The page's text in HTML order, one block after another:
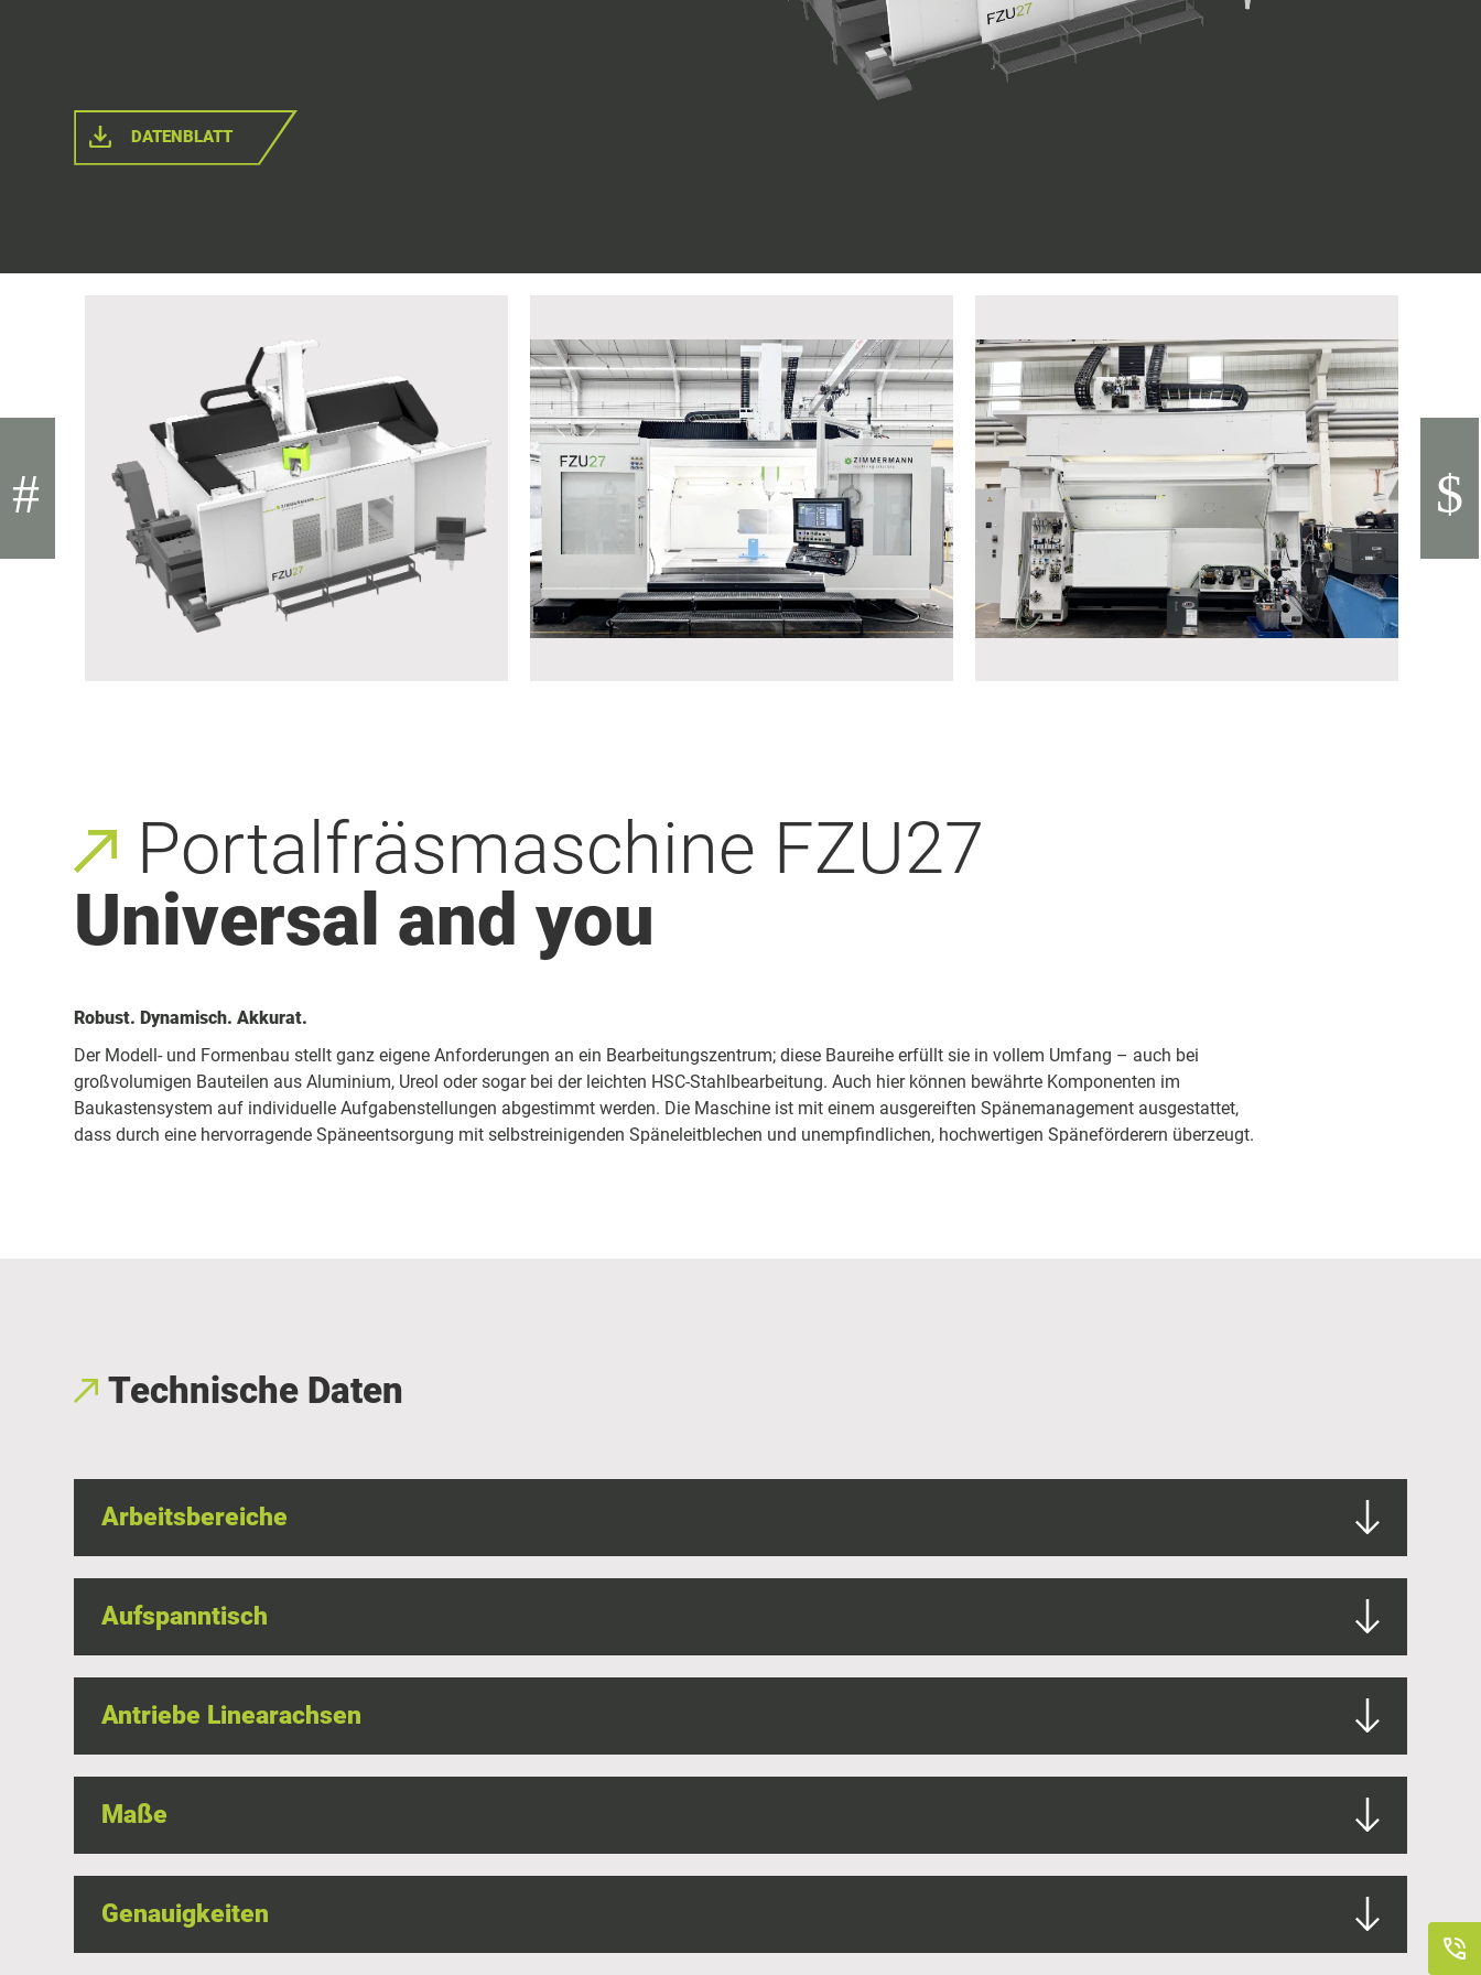
DATENBLATT
Portalfräsmaschine FZU27
Universal and you
Robust. Dynamisch. Akkurat.
Der Modell- und Formenbau stellt ganz eigene Anforderungen an ein Bearbeitungszentrum; diese Baureihe erfüllt sie in vollem Umfang – auch bei
großvolumigen Bauteilen aus Aluminium, Ureol oder sogar bei der leichten HSC-Stahlbearbeitung. Auch hier können bewährte Komponenten im
Baukastensystem auf individuelle Aufgabenstellungen abgestimmt werden. Die Maschine ist mit einem ausgereiften Spänemanagement ausgestattet,
dass durch eine hervorragende Späneentsorgung mit selbstreinigenden Späneleitblechen und unempfindlichen, hochwertigen Späneförderern überzeugt.
Technische Daten
Arbeitsbereiche
Aufspanntisch
Antriebe Linearachsen
Maße
Genauigkeiten